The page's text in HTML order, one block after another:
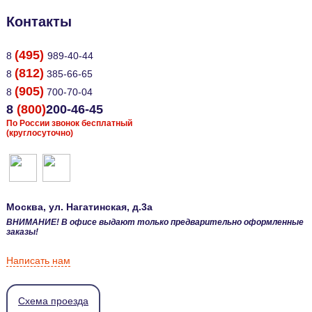
Контакты
8 (495) 989-40-44
8 (812) 385-66-65
8 (905) 700-70-04
8 (800)200-46-45
По России звонок бесплатный
(круглосуточно)
Москва, ул. Нагатинская, д.3а
ВНИМАНИЕ! В офисе выдают только предварительно оформленные
заказы!
Написать нам
Схема проезда